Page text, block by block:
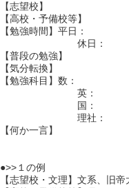
【志望校】
【高校・予備校等】
【勉強時間】平日：
休日：
【普段の勉強】
【気分転換】
【勉強科目】数：
英：
国：
理社：
【何か一言】
●>>１の例
【志望校・文理】文系、旧